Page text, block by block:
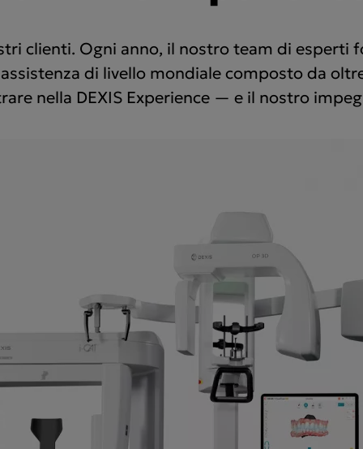
clienti. Ogni anno, il nostro team di
di livello mondiale composto da
nella DEXIS Experience — e il nostro